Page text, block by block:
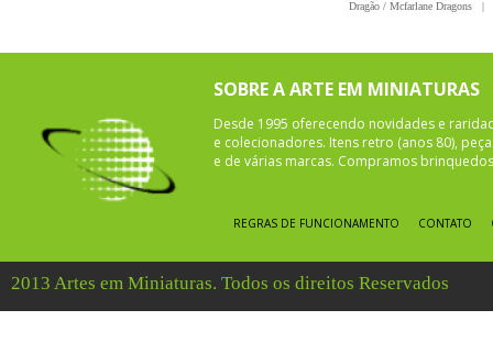
Dragão / Mcfarlane Dragons
|
SOBRE A ARTE EM MINIATURAS
Desde 1995 oferecendo novidades e
e colecionadores. Itens retro (anos 80),
e de várias marcas. Compramos
REGRAS DE FUNCIONAMENTO CONTATO
2013 Artes em Miniaturas. Todos os direitos Reservados